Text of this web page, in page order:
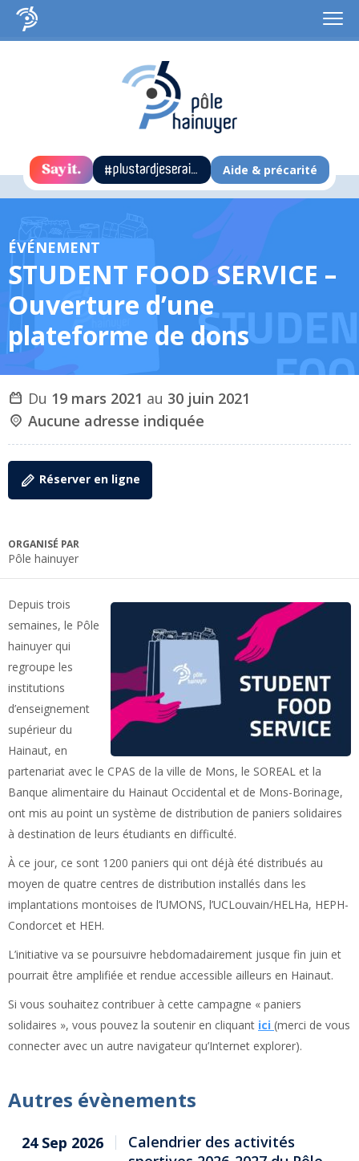
Aide & précarité
ÉVÉNEMENT
STUDENT FOOD SERVICE –
Ouverture d’une
plateforme de dons
Du 19 mars 2021 au 30 juin 2021
Aucune adresse indiquée
Réserver en ligne
ORGANISÉ PAR
Pôle hainuyer
Depuis trois
semaines, le Pôle
hainuyer qui
regroupe les
institutions
d’enseignement
supérieur du
Hainaut, en
partenariat avec le CPAS de la ville de Mons, le SOREAL et la
Banque alimentaire du Hainaut Occidental et de Mons-Borinage,
ont mis au point un système de distribution de paniers solidaires
à destination de leurs étudiants en difficulté.
À ce jour, ce sont 1200 paniers qui ont déjà été distribués au
moyen de quatre centres de distribution installés dans les
implantations montoises de l’UMONS, l’UCLouvain/HELHa, HEPH-
Condorcet et HEH.
L’initiative va se poursuivre hebdomadairement jusque fin juin et
pourrait être amplifiée et rendue accessible ailleurs en Hainaut.
Si vous souhaitez contribuer à cette campagne « paniers
solidaires », vous pouvez la soutenir en cliquant ici (merci de vous
connecter avec un autre navigateur qu’Internet explorer).
Autres évènements
24 Sep 2026
Calendrier des activités